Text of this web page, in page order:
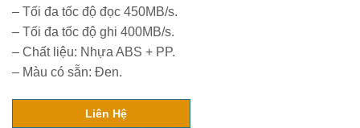
– Tối đa tốc độ đọc 450MB/s.
– Tối đa tốc độ ghi 400MB/s.
– Chất liệu: Nhựa ABS + PP.
– Màu có sẵn: Đen.
Liên Hệ